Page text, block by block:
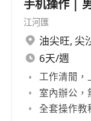
手机操作 |
受大夜
江河匯
油尖旺, 尖
6天/週
工作清閒，
室內辦公，
全套操作教